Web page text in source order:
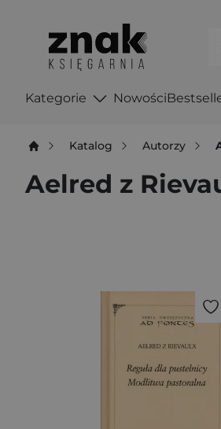
Kategorie Nowości
Katalog Autorzy
Aelred z